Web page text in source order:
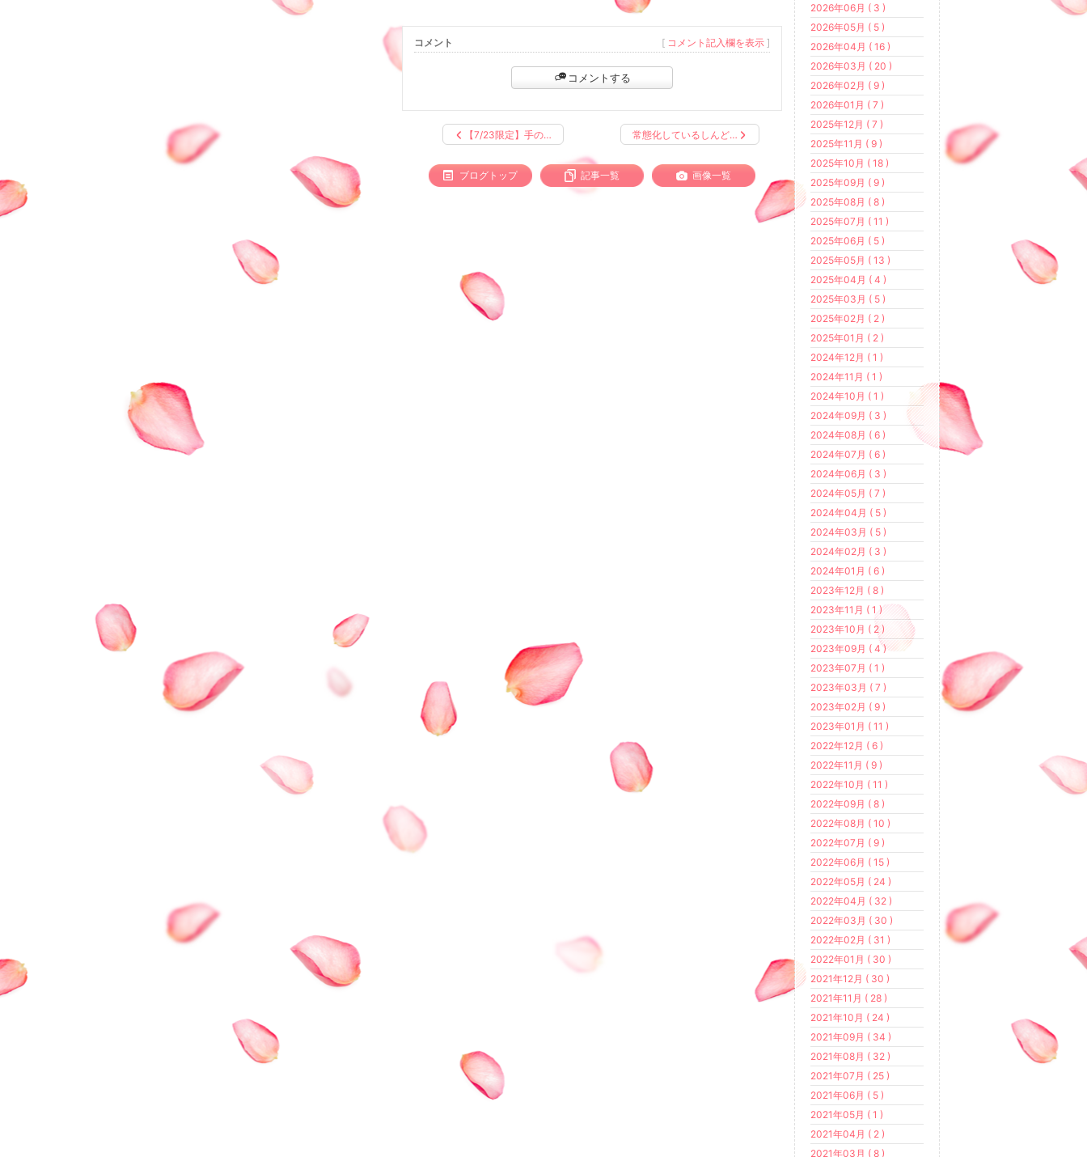
[ コメント記入欄を表示 ]
コメント
コメントする
【7/23限定】手の… 常態化しているしんど…
ブログトップ 記事一覧 画像一覧
2026年06月 ( 3 )
2026年05月 ( 5 )
2026年04月 ( 16 )
2026年03月 ( 20 )
2026年02月 ( 9 )
2026年01月 ( 7 )
2025年12月 ( 7 )
2025年11月 ( 9 )
2025年10月 ( 18 )
2025年09月 ( 9 )
2025年08月 ( 8 )
2025年07月 ( 11 )
2025年06月 ( 5 )
2025年05月 ( 13 )
2025年04月 ( 4 )
2025年03月 ( 5 )
2025年02月 ( 2 )
2025年01月 ( 2 )
2024年12月 ( 1 )
2024年11月 ( 1 )
2024年10月 ( 1 )
2024年09月 ( 3 )
2024年08月 ( 6 )
2024年07月 ( 6 )
2024年06月 ( 3 )
2024年05月 ( 7 )
2024年04月 ( 5 )
2024年03月 ( 5 )
2024年02月 ( 3 )
2024年01月 ( 6 )
2023年12月 ( 8 )
2023年11月 ( 1 )
2023年10月 ( 2 )
2023年09月 ( 4 )
2023年07月 ( 1 )
2023年03月 ( 7 )
2023年02月 ( 9 )
2023年01月 ( 11 )
2022年12月 ( 6 )
2022年11月 ( 9 )
2022年10月 ( 11 )
2022年09月 ( 8 )
2022年08月 ( 10 )
2022年07月 ( 9 )
2022年06月 ( 15 )
2022年05月 ( 24 )
2022年04月 ( 32 )
2022年03月 ( 30 )
2022年02月 ( 31 )
2022年01月 ( 30 )
2021年12月 ( 30 )
2021年11月 ( 28 )
2021年10月 ( 24 )
2021年09月 ( 34 )
2021年08月 ( 32 )
2021年07月 ( 25 )
2021年06月 ( 5 )
2021年05月 ( 1 )
2021年04月 ( 2 )
2021年03月 ( 8 )